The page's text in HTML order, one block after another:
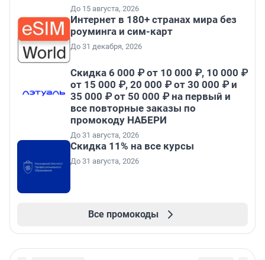
До 15 августа, 2026
Интернет в 180+ странах мира без
роуминга и сим-карт
До 31 декабря, 2026
Скидка 6 000 ₽ от 10 000 ₽, 10 000 ₽
от 15 000 ₽, 20 000 ₽ от 30 000 ₽ и
35 000 ₽ от 50 000 ₽ на первый и
все повторные заказы по
промокоду НАБЕРИ
До 31 августа, 2026
Скидка 11% на все курсы
До 31 августа, 2026
Все промокоды